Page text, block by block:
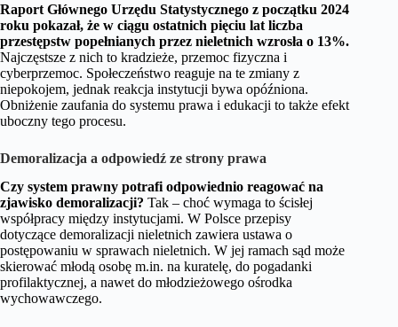
Raport Głównego Urzędu Statystycznego z początku 2024
roku pokazał, że w ciągu ostatnich pięciu lat liczba
przestępstw popełnianych przez nieletnich wzrosła o 13%.
Najczęstsze z nich to kradzieże, przemoc fizyczna i
cyberprzemoc. Społeczeństwo reaguje na te zmiany z
niepokojem, jednak reakcja instytucji bywa opóźniona.
Obniżenie zaufania do systemu prawa i edukacji to także efekt
uboczny tego procesu.
Demoralizacja a odpowiedź ze strony prawa
Czy system prawny potrafi odpowiednio reagować na
zjawisko demoralizacji? Tak – choć wymaga to ścisłej
współpracy między instytucjami. W Polsce przepisy
dotyczące demoralizacji nieletnich zawiera ustawa o
postępowaniu w sprawach nieletnich. W jej ramach sąd może
skierować młodą osobę m.in. na kuratelę, do pogadanki
profilaktycznej, a nawet do młodzieżowego ośrodka
wychowawczego.